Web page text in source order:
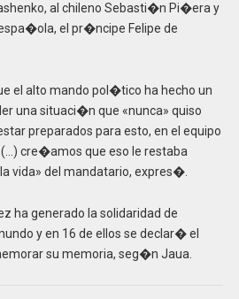
al chileno Sebasti�n Pi�era y
el pr�ncipe Felipe de
el alto mando pol�tico ha hecho un
una situaci�n que «nunca» quiso
preparados para esto, en el equipo
cre�amos que eso le restaba
vida» del mandatario, expres�.
ha generado la solidaridad de
y en 16 de ellos se declar� el
su memoria, seg�n Jaua.